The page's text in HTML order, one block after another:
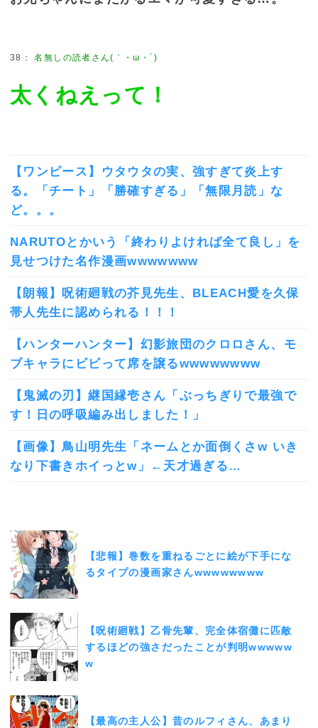
38 ：名無しの読者さん(｀・ω・´)
太くねえって！
【ワンピース】ウタウタの実、強すぎて炎上す
る。「チート」「勝確すぎる」「無限月読」な
ど。。。
NARUTOとかいう「終わりよければ全て良し」を
見せつけた名作漫画wwwwwww
【朗報】呪術廻戦の芥見先生、BLEACH愛を久保
帯人先生に認められる！！！
【ハンターハンター】幻影旅団のクロロさん、モ
ブキャラにビビって席を譲るwwwwwwww
【鬼滅の刃】継国縁壱さん「ぶっちぎりで最強で
す！日の呼吸編み出しました！」
【画像】鳥山明先生「ネームとか面倒くさw いき
なり下書きホイっとw」←天才過ぎる…
【悲報】巻数を重ねるごとに絵が下手にな
るタイプの漫画家さんwwwwwwww
【呪術廻戦】乙骨先輩、完全体宿儺に匹敵
するほどの強さだったことが判明wwwww
w
【最高の主人公】昔のルフィさん、あまり